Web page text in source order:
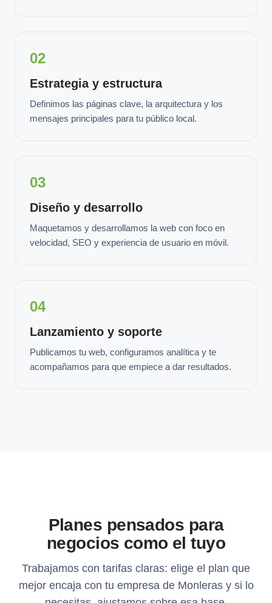
02
Estrategia y estructura
Definimos las páginas clave, la arquitectura y los
mensajes principales para tu público local.
03
Diseño y desarrollo
Maquetamos y desarrollamos la web con foco en
velocidad, SEO y experiencia de usuario en móvil.
04
Lanzamiento y soporte
Publicamos tu web, configuramos analítica y te
acompañamos para que empiece a dar resultados.
Planes pensados para
negocios como el tuyo
Trabajamos con tarifas claras: elige el plan que
mejor encaja con tu empresa de Monleras y si lo